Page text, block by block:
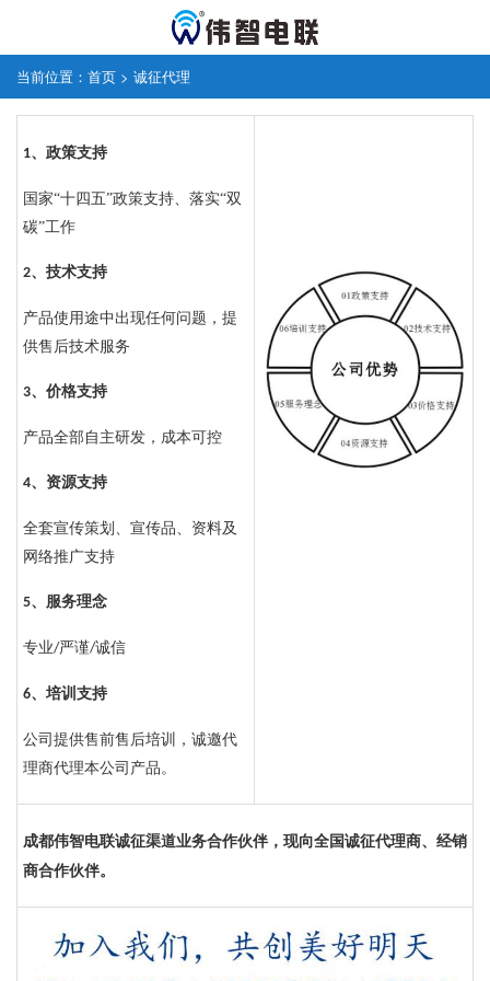
当前位置： 首页 > 诚征代理
1、 政策支持
国家“十四五”政策支持、落实“双
碳”工作
2、 技术支持
产品使用途中出现任何问题，提
供售后技术服务
3、 价格支持
产品全部自主研发，成本可控
4、 资源支持
全套宣传策划、宣传品、资料及
网络推广支持
5、 服务理念
专业/严谨/诚信
6、 培训支持
公司提供售前售后培训，诚邀代
理商代理本公司产品。
成都伟智电联诚征渠道业务合作伙伴 ，现向全国诚征代理商、 经销
商合作伙伴。